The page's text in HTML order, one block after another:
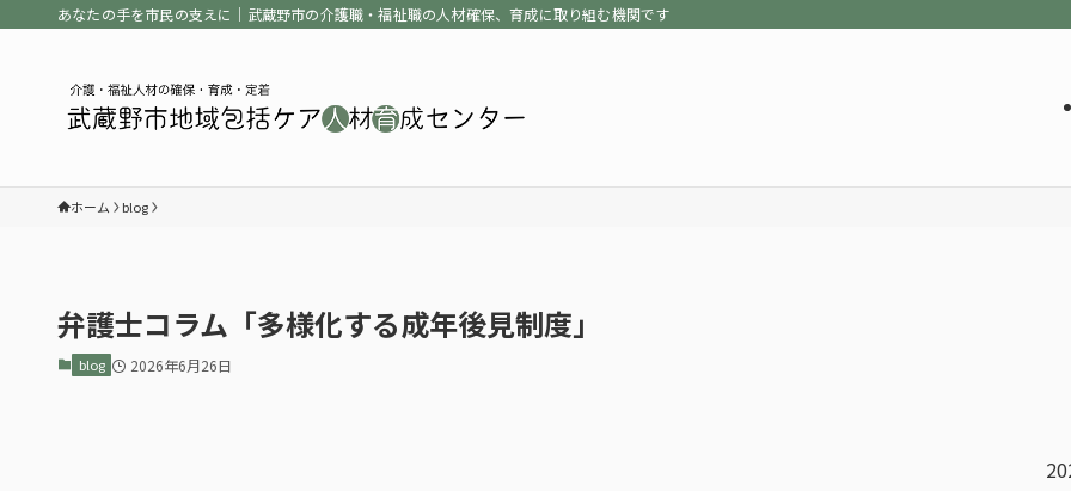
あなたの手を市民の支えに｜武蔵野市の介護職・福祉職の人材確保、育成に取り組む機関です
ホーム blog
弁護士コラム「多様化する成年後見制度」
blog 2026年6月26日